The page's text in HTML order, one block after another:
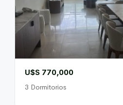
U$S 770,000
3 Dormitorios